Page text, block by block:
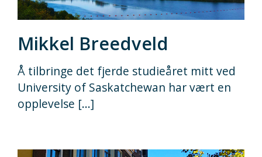
Mikkel Breedveld
Å tilbringe det fjerde studieåret mitt ved
University of Saskatchewan har vært en
opplevelse [...]